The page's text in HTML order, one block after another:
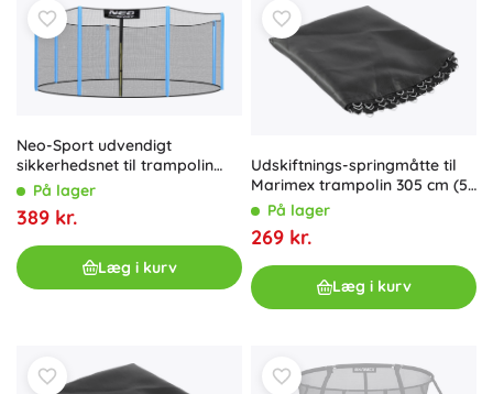
Neo-Sport udvendigt
sikkerhedsnet til trampolin
427–435 cm (14 ft) til 8 stolper
På lager
389 kr.
Læg i kurv
Udskiftnings-springmåtte til
Marimex trampolin 305 cm (54
fjedre, diameter 263 cm)
På lager
269 kr.
Læg i kurv